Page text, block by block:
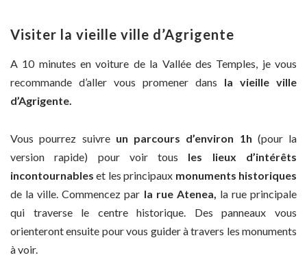
Visiter la vieille ville d’Agrigente
A 10 minutes en voiture de la Vallée des Temples, je vous
recommande d’aller vous promener dans la vieille ville
d’Agrigente.
Vous pourrez suivre un parcours d’environ 1h (pour la
version rapide) pour voir tous les lieux d’intérêts
incontournables et les principaux monuments historiques
de la ville. Commencez par la rue Atenea, la rue principale
qui traverse le centre historique. Des panneaux vous
orienteront ensuite pour vous guider à travers les monuments
à voir.